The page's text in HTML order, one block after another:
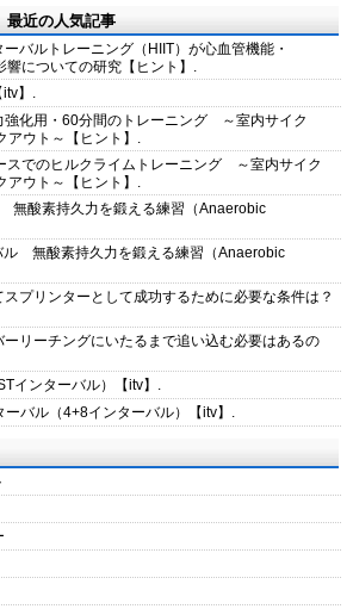
近の人気記事
バルトレーニング（HIIT）が心血管機能・
響についての研究【ヒント】.
】.
強化用・60分間のトレーニング ～室内サイク
アウト～【ヒント】.
スでのヒルクライムトレーニング ～室内サイク
アウト～【ヒント】.
無酸素持久力を鍛える練習（Anaerobic
ル 無酸素持久力を鍛える練習（Anaerobic
プリンターとして成功するために必要な条件は？
ーリーチングにいたるまで追い込む必要はあるの
インターバル）【itv】.
ーバル（4+8インターバル）【itv】.